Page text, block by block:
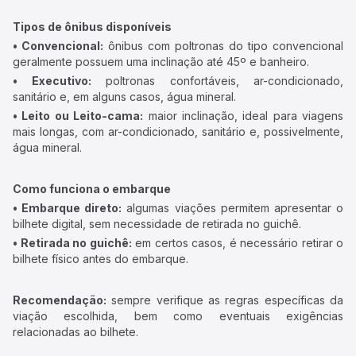
Tipos de ônibus disponíveis
• Convencional: ônibus com poltronas do tipo convencional
geralmente possuem uma inclinação até 45º e banheiro.
• Executivo: poltronas confortáveis, ar-condicionado,
sanitário e, em alguns casos, água mineral.
• Leito ou Leito-cama: maior inclinação, ideal para viagens
mais longas, com ar-condicionado, sanitário e, possivelmente,
água mineral.
Como funciona o embarque
• Embarque direto: algumas viações permitem apresentar o
bilhete digital, sem necessidade de retirada no guichê.
• Retirada no guichê: em certos casos, é necessário retirar o
bilhete físico antes do embarque.
Recomendação: sempre verifique as regras específicas da
viação escolhida, bem como eventuais exigências
relacionadas ao bilhete.